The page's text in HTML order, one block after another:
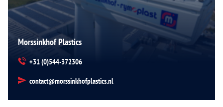
Morssinkhof Plastics
+31 (0)544-372306
contact@morssinkhofplastics.nl